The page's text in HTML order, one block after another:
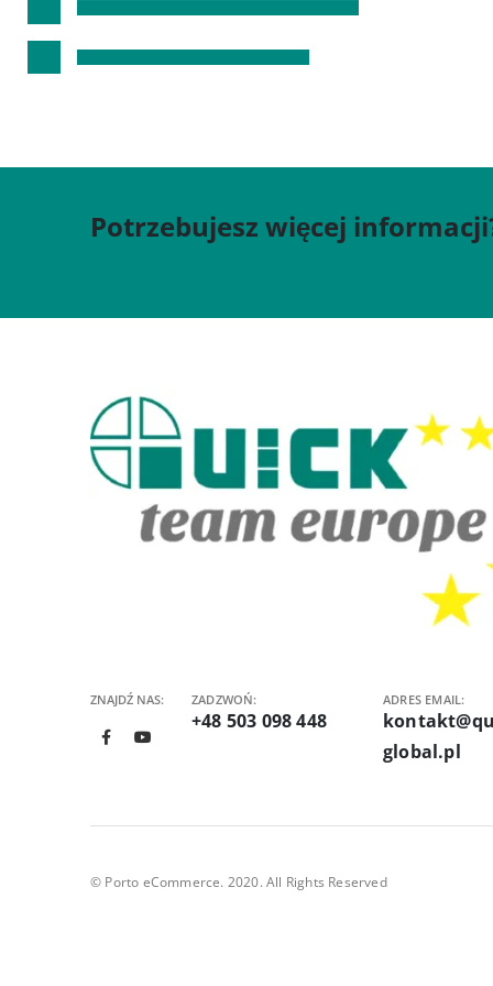
Potrzebujesz więcej
ZNAJDŹ NAS: ZADZWOŃ:
+48 503 098 448
ADRES EMAIL:
global.pl
© Porto eCommerce. 2020. All Rights Reserved